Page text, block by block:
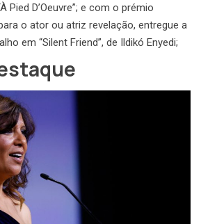
Pied D’Oeuvre”; e com o prémio
o ator ou atriz revelação, entregue a
em “Silent Friend”, de Ildikó Enyedi;